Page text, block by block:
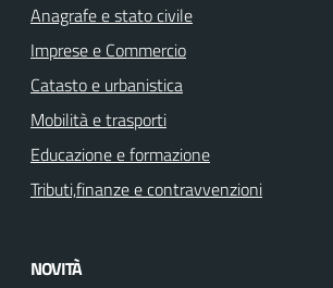
Anagrafe e stato civile
Imprese e Commercio
Catasto e urbanistica
Mobilità e trasporti
Educazione e formazione
Tributi,finanze e contravvenzioni
NOVITÀ